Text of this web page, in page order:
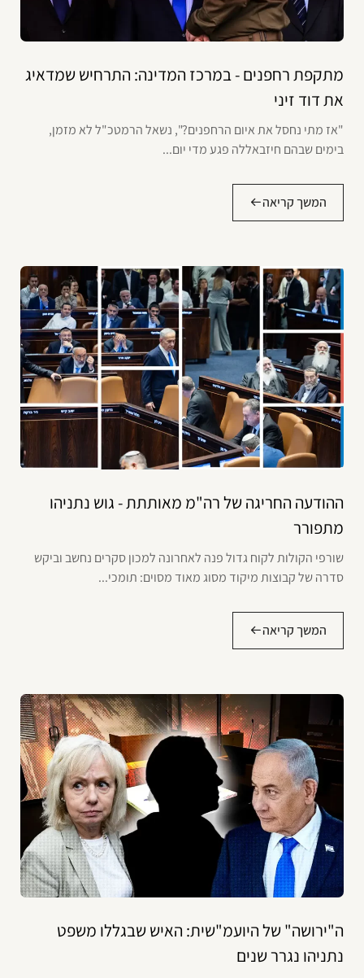
מתקפת רחפנים - במרכז המדינה: התרחיש שמדאיג
את דוד זיני
"אז מתי נחסל את איום הרחפנים?", נשאל הרמטכ"ל לא מזמן,
בימים שבהם חיזבאללה פגע מדי יום...
המשך קריאה
ההודעה החריגה של רה"מ מאותתת - גוש נתניהו
מתפורר
שורפי הקולות לקוח גדול פנה לאחרונה למכון סקרים נחשב וביקש
סדרה של קבוצות מיקוד מסוג מאוד מסוים: תומכי...
המשך קריאה
ה"ירושה" של היועמ"שית: האיש שבגללו משפט
נתניהו נגרר שנים